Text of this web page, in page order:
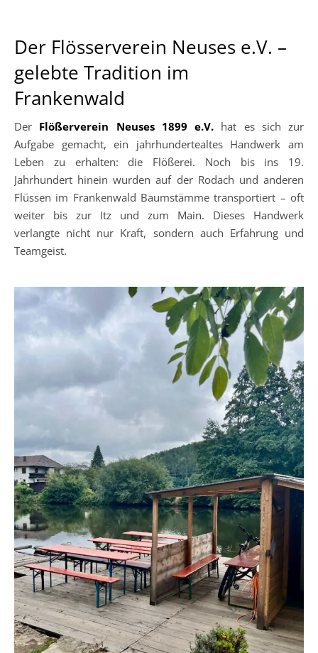
Der Flösserverein Neuses e.V. –
gelebte Tradition im
Frankenwald
Der Flößerverein Neuses 1899 e.V. hat es sich zur
Aufgabe gemacht, ein jahrhundertealtes Handwerk am
Leben zu erhalten: die Flößerei. Noch bis ins 19.
Jahrhundert hinein wurden auf der Rodach und anderen
Flüssen im Frankenwald Baumstämme transportiert – oft
weiter bis zur Itz und zum Main. Dieses Handwerk
verlangte nicht nur Kraft, sondern auch Erfahrung und
Teamgeist.